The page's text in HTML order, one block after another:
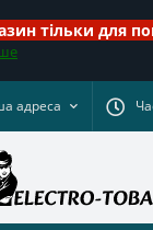
тільки для
адреса